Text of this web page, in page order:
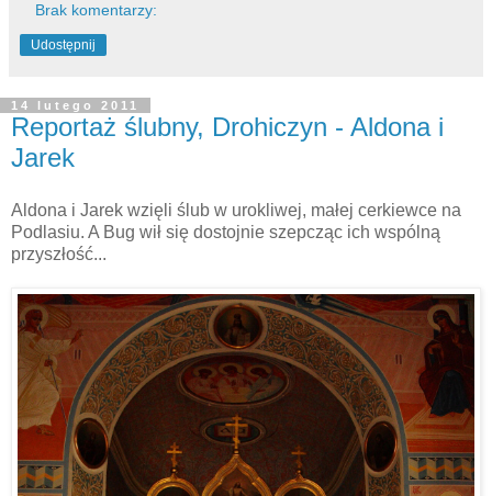
Brak komentarzy:
Udostępnij
14 lutego 2011
Reportaż ślubny, Drohiczyn - Aldona i
Jarek
Aldona i Jarek wzięli ślub w urokliwej, małej cerkiewce na
Podlasiu. A Bug wił się dostojnie szepcząc ich wspólną
przyszłość...